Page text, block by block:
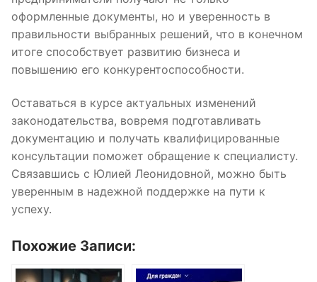
оформленные документы, но и уверенность в
правильности выбранных решений, что в конечном
итоге способствует развитию бизнеса и
повышению его конкурентоспособности.
Оставаться в курсе актуальных изменений
законодательства, вовремя подготавливать
документацию и получать квалифицированные
консультации поможет обращение к специалисту.
Связавшись с Юлией Леонидовной, можно быть
уверенным в надежной поддержке на пути к
успеху.
Похожие Записи: